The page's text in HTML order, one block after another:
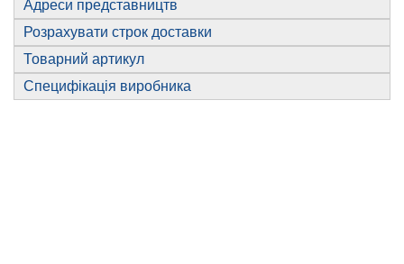
Адреси представництв
Розрахувати строк доставки
Товарний артикул
Специфікація виробника